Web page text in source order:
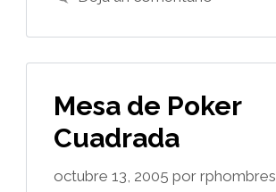
Mesa de Poker
Cuadrada
octubre 13, 2005 por rphombres